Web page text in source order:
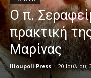
Ο π.
πρακτική
Μαρίνας
Ilioupoli Press - 20 Ιουλίου,